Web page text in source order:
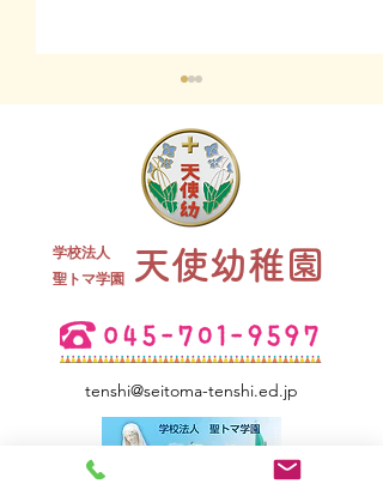
夏祭り 全学年
学校法人
​聖トマ学園
天使幼稚園
tenshi@seitoma-tenshi.ed.jp